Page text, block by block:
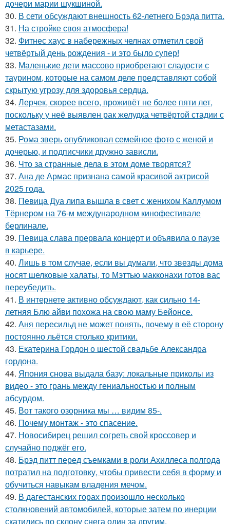
дочери марии шукшиной.
30. В сети обсуждают внешность 62-летнего Брэда питта.
31. На стройке своя атмосфера!
32. Фитнес хаус в набережных челнах отметил свой
четвёртый день рождения - и это было супер!
33. Маленькие дети массово приобретают сладости с
таурином, которые на самом деле представляют собой
скрытую угрозу для здоровья сердца.
34. Лерчек, скорее всего, проживёт не более пяти лет,
поскольку у неё выявлен рак желудка четвёртой стадии с
метастазами.
35. Рома зверь опубликовал семейное фото с женой и
дочерью, и подписчики дружно зависли.
36. Что за странные дела в этом доме творятся?
37. Ана де Армас признана самой красивой актрисой
2025 года.
38. Певица Дуа липа вышла в свет с женихом Каллумом
Тёрнером на 76-м международном кинофестивале
берлинале.
39. Певица слава прервала концерт и объявила о паузе
в карьере.
40. Лишь в том случае, если вы думали, что звезды дома
носят шелковые халаты, то Мэттью макконахи готов вас
переубедить.
41. В интернете активно обсуждают, как сильно 14-
летняя Блю айви похожа на свою маму Бейонсе.
42. Аня пересильд не может понять, почему в её сторону
постоянно льётся столько критики.
43. Екатерина Гордон о шестой свадьбе Александра
гордона.
44. Япония снова выдала базу: локальные приколы из
видео - это грань между гениальностью и полным
абсурдом.
45. Вот такого озорника мы … видим 85-.
46. Почему монтаж - это спасение.
47. Новосибирец решил согреть свой кроссовер и
случайно поджёг его.
48. Брэд питт перед съемками в роли Ахиллеса полгода
потратил на подготовку, чтобы привести себя в форму и
обучиться навыкам владения мечом.
49. В дагестанских горах произошло несколько
столкновений автомобилей, которые затем по инерции
скатились по склону снега один за другим.